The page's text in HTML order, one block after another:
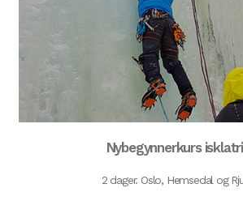
Nybegynnerkurs
2 dager. Oslo, Hemsedal og